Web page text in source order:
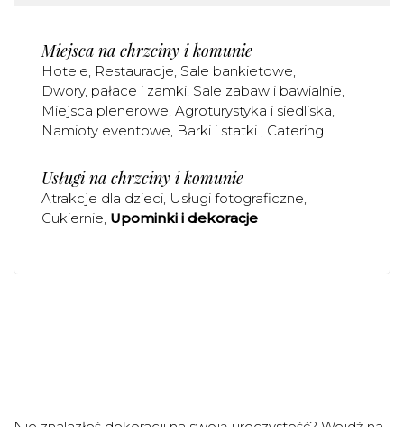
Miejsca na chrzciny i komunie
Hotele Restauracje Sale bankietowe
Dwory, pałace i zamki Sale zabaw i bawialnie
Miejsca plenerowe Agroturystyka i siedliska
Namioty eventowe Barki i statki Catering
Usługi na chrzciny i komunie
Atrakcje dla dzieci Usługi fotograficzne
Cukiernie Upominki i dekoracje